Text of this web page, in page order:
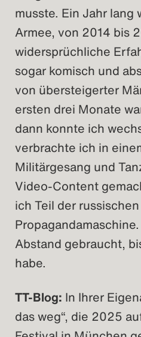
musste. Ein Jahr lang
Armee, von 2014 bis
widersprüchliche
sogar komisch und
von übersteigerter
ersten drei Monate
dann konnte ich
verbrachte ich in
Militärgesang und
Video-Content
ich Teil der russischen
Abstand gebraucht,
habe.
TT-Blog: In Ihrer
das weg“, die 2025